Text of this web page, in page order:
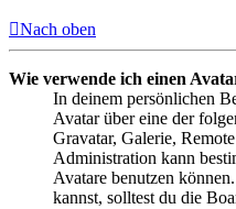
Nach oben
Wie verwende ich einen
In deinem persönlichen
Avatar über eine der
Gravatar, Galerie,
Administration kann
Avatare benutzen
kannst, solltest du die